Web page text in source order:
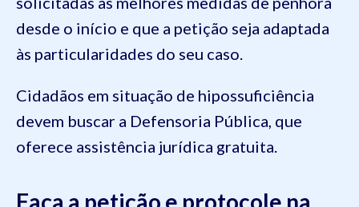
desde o início e que a petição seja adaptada
às particularidades do seu caso.
Cidadãos em situação de hipossuficiência
devem buscar a Defensoria Pública, que
oferece assistência jurídica gratuita.
Faça a petição e protocole na